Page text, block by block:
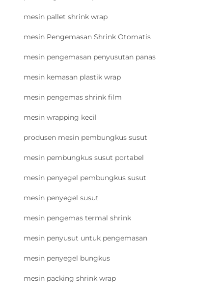
mesin pallet shrink wrap
mesin Pengemasan Shrink Otomatis
mesin pengemasan penyusutan panas
mesin kemasan plastik wrap
mesin pengemas shrink film
mesin wrapping kecil
produsen mesin pembungkus susut
mesin pembungkus susut portabel
mesin penyegel pembungkus susut
mesin penyegel susut
mesin pengemas termal shrink
mesin penyusut untuk pengemasan
mesin penyegel bungkus
mesin packing shrink wrap